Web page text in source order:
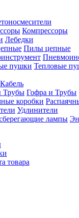
Компрессоры
Лебедки
Пилы цепные
Тепловые
Кабель
Гофра и Трубы
Удлинители
товара